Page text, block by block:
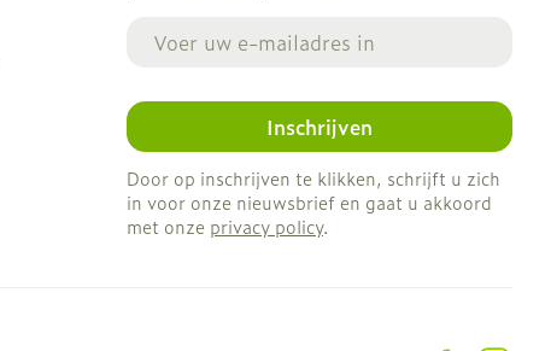
Inschrijven
Door op inschrijven te klikken, schrijft u zich
in voor onze nieuwsbrief en gaat u akkoord
met onze privacy policy.